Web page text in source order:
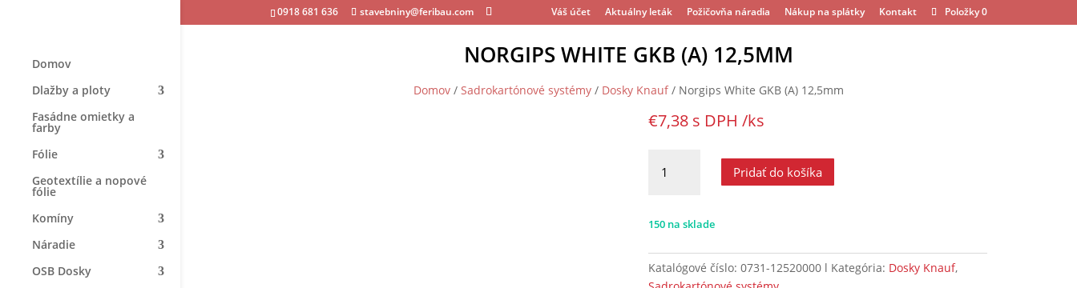
0918 681 636 stavebniny@feribau.com Váš účet Aktuálny leták Požičovňa náradia Nákup na splátky Kontakt Položky 0
Domov
Dlažby a ploty
Fasádne omietky a
farby
Fólie
Geotextílie a nopové
fólie
Komíny
Náradie
OSB Dosky
NORGIPS WHITE GKB (A) 12,5MM
Domov / Sadrokartónové systémy / Dosky Knauf/ Norgips White GKB (A) 12,5mm
€7,38 s DPH /ks
Norgips
(A)
12,5mm
Pridať do košíka
150 na sklade
Katalógové číslo:0731-12520000 Kategória: Dosky Knauf,